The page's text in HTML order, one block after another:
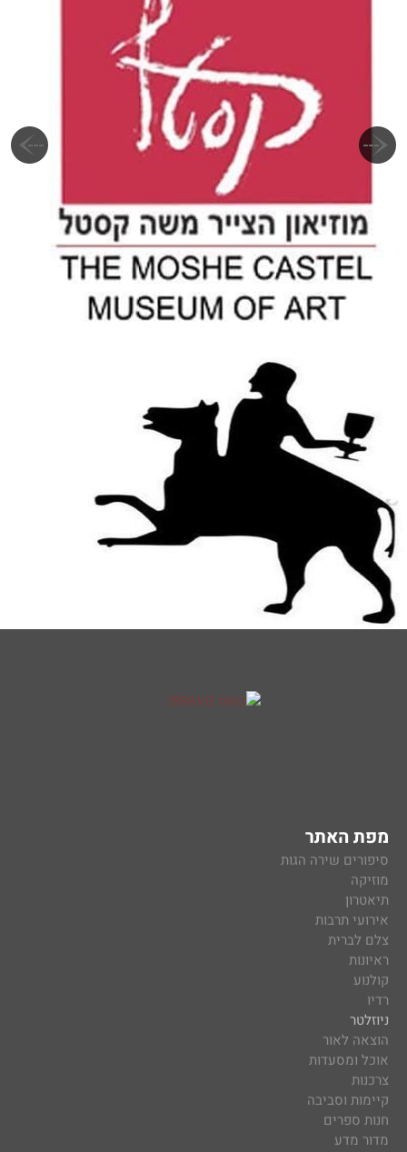
מפת האתר
סיפורים שירה הגות
מוזיקה
תיאטרון
אירועי תרבות
צלם לברית
ראיונות
קולנוע
רדיו
ניוזלטר
הוצאה לאור
אוכל ומסעדות
צרכנות
קיימות וסביבה
חנות ספרים
מדור מדע